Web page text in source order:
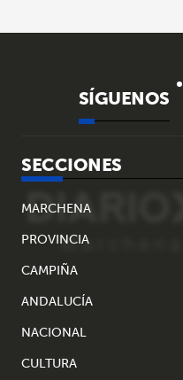
SÍGUENOS
SECCIONES
MARCHENA
PROVINCIA
CAMPIÑA
ANDALUCÍA
NACIONAL
CULTURA